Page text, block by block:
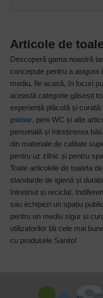
Articole de
Descoperă gama noastră
concepute pentru a asigura
mediu, fie acasă, în locuri
această categorie găsești
experiență plăcută și curată:
psioar, perii WC și alte
personală și întreținerea
din materiale de calitate
pentru uz zilnic și pentru
Toate articolele de toaleta
standarde de igienă și
întreținut și reciclat.
sau echipezi un spațiu
pentru un mediu sigur și
utilizatorilor tăi cele mai
cu produsele Sanito!